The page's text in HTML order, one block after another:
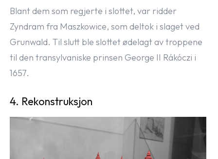
Blant dem som regjerte i slottet, var ridder
Zyndram fra Maszkowice, som deltok i slaget ved
Grunwald. Til slutt ble slottet ødelagt av troppene
til den transylvaniske prinsen George II Rákóczi i
1657.
4. Rekonstruksjon